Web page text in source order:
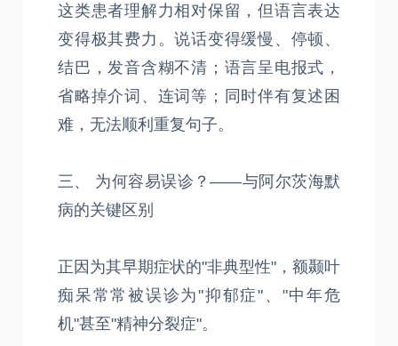
这类患者理解力相对保留，但语言表达
变得极其费力。说话变得缓慢、停顿、
结巴，发音含糊不清；语言呈电报式，
省略掉介词、连词等；同时伴有复述困
难，无法顺利重复句子。
三、 为何容易误诊？——与阿尔茨海默
病的关键区别
正因为其早期症状的"非典型性"，额颞叶
痴呆常常被误诊为"抑郁症"、"中年危
机"甚至"精神分裂症"。